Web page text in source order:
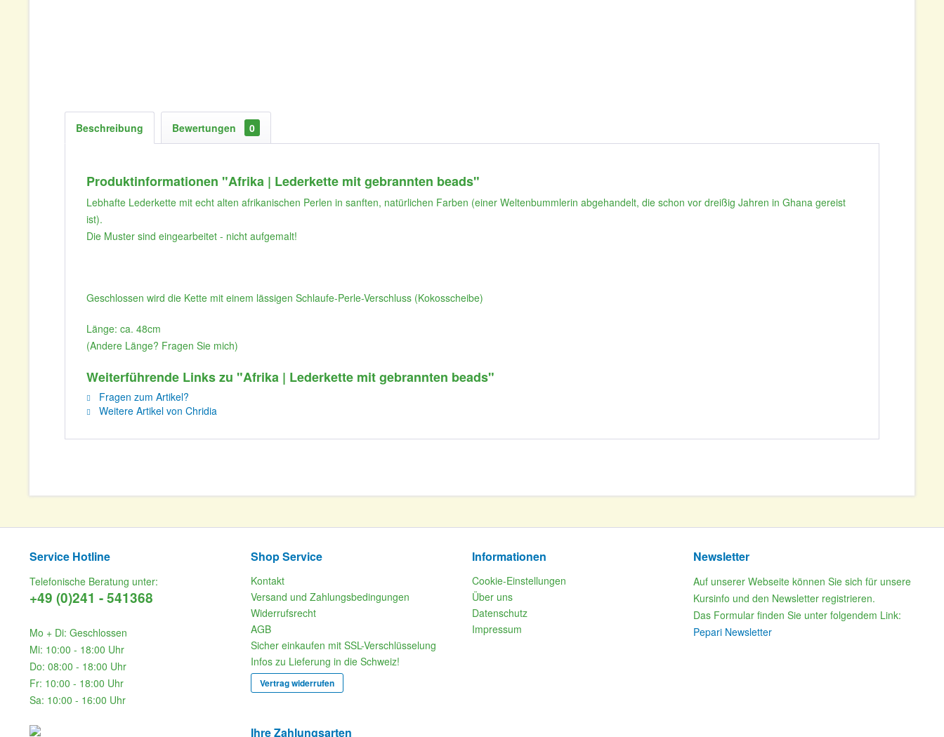
Beschreibung Bewertungen 0
Produktinformationen "Afrika | Lederkette mit gebrannten beads"
Lebhafte Lederkette mit echt alten afrikanischen Perlen in sanften, natürlichen Farben (einer Weltenbummlerin abgehandelt, die schon vor dreißig Jahren in Ghana gereist
ist).
Die Muster sind eingearbeitet - nicht aufgemalt!
Geschlossen wird die Kette mit einem lässigen Schlaufe-Perle-Verschluss (Kokosscheibe)
Länge: ca. 48cm
(Andere Länge? Fragen Sie mich)
Weiterführende Links zu "Afrika | Lederkette mit gebrannten beads"
Fragen zum Artikel?
Weitere Artikel von Chridia
Service Hotline
Telefonische Beratung unter:
+49 (0)241 - 541368
Mo + Di: Geschlossen
Mi: 10:00 - 18:00 Uhr
Do: 08:00 - 18:00 Uhr
Fr: 10:00 - 18:00 Uhr
Sa: 10:00 - 16:00 Uhr
Shop Service
Kontakt
Versand und Zahlungsbedingungen
Widerrufsrecht
AGB
Sicher einkaufen mit SSL-Verschlüsselung
Infos zu Lieferung in die Schweiz!
Vertrag widerrufen
Ihre Zahlungsarten
Informationen
Cookie-Einstellungen
Über uns
Datenschutz
Impressum
Newsletter
Auf unserer Webseite können Sie sich für unsere
Kursinfo und den Newsletter registrieren.
Das Formular finden Sie unter folgendem Link:
Pepari Newsletter